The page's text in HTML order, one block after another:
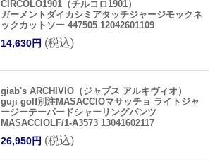
guji golf別注MASACCIOマサッチョ ニューウォ
ッシャブルジャージーテーパードシャーリングパ
ンツ MASACCIOLF/1-A5666 13042600117
29,260円 (税込)
giab's ARCHIVIO（ジャブス アルキヴィオ）
guji golf別注MASACCIOマサッチョ ペンシルス
トライプジャージシャーリングパンツ A3719
13051602117
31,570円 (税込)